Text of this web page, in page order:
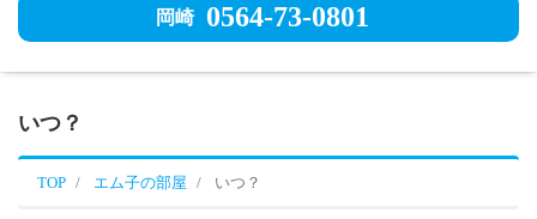
岡崎 0564-73-0801
いつ？
TOP エム子の部屋 いつ？